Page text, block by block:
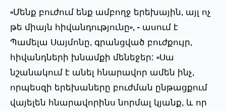
«Մենք բուժում ենք ամբողջ երեխային, այլ ոչ
թե միայն հիվանդությունը», - ասում է
Պամելա Սայմոնը, գրանցված բուժքույր,
հիվանդների խնամքի մենեջեր: «Սա
նշանակում է անել հնարավոր ամեն ինչ,
որպեսզի երեխաները բուժման ընթացքում
վայելեն հնարավորինս նորմալ կյանք, և որ